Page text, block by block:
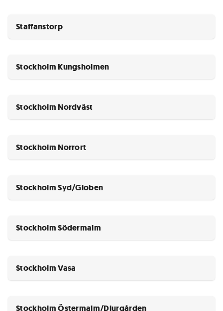
Staffanstorp
Stockholm Kungsholmen
Stockholm Nordväst
Stockholm Norrort
Stockholm Syd/Globen
Stockholm Södermalm
Stockholm Vasa
Stockholm Östermalm/Djurgården